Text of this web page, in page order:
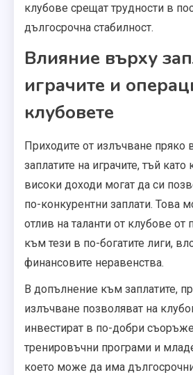
клубове срещат трудности в
дългосрочна стабилност.
Влияние върху
играчите и
клубовете
Приходите от излъчване пряко
заплатите на играчите, тъй като
високи доходи могат да си
по-конкурентни заплати. Това
отлив на таланти от клубове от
към тези в по-богатите лиги,
финансовите неравенства.
В допълнение към заплатите,
излъчване позволяват на
инвестират в по-добри
тренировъчни програми и
което може да има